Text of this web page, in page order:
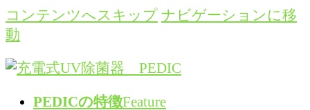
コンテンツへスキップ ナビゲーションに移
動
PEDICの特徴Feature